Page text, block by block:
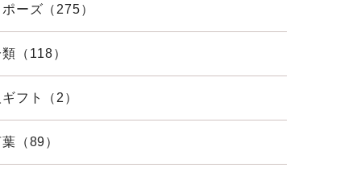
ーズ（275）
（118）
フト（2）
（89）